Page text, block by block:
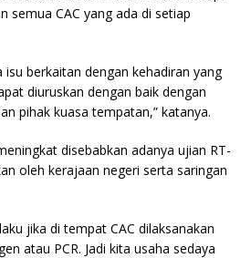
semua CAC yang ada di setiap
isu berkaitan dengan kehadiran yang
diuruskan dengan baik dengan
pihak kuasa tempatan,” katanya.
disebabkan adanya ujian RT-
oleh kerajaan negeri serta saringan
jika di tempat CAC dilaksanakan
atau PCR. Jadi kita usaha sedaya